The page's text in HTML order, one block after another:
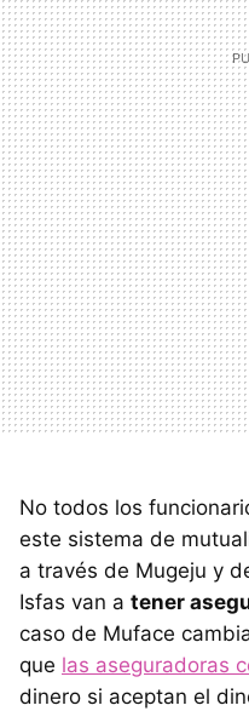
No todos los
este sistema de
a través de Mugeju y
Isfas van a tener
caso de Muface
que las aseguradoras
dinero si aceptan el